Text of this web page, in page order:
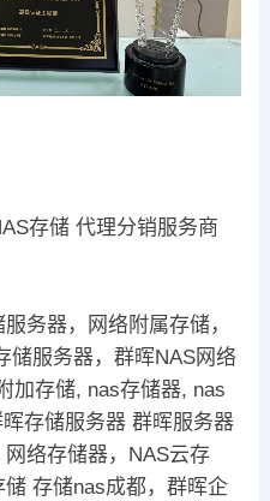
存储 代理分销服务商
务器，网络附属存储，
储服务器，群晖NAS网络
加存储, nas存储器, nas
存储服务器 群晖服务器
络存储器，NAS云存
存储nas成都，群晖企